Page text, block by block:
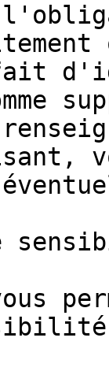
fait